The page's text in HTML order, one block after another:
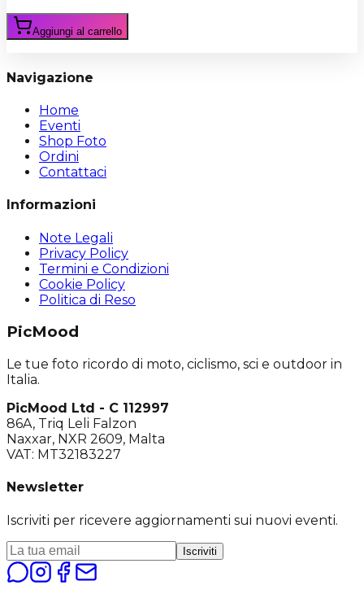
Aggiungi al carrello
Navigazione
Home
Eventi
Shop Foto
Ordini
Contattaci
Informazioni
Note Legali
Privacy Policy
Termini e Condizioni
Cookie Policy
Politica di Reso
PicMood
Le tue foto ricordo di moto, ciclismo, sci e outdoor in
Italia.
PicMood Ltd - C 112997
86A, Triq Leli Falzon
Naxxar, NXR 2609, Malta
VAT: MT32183227
Newsletter
Iscriviti per ricevere aggiornamenti sui nuovi eventi.
Iscriviti